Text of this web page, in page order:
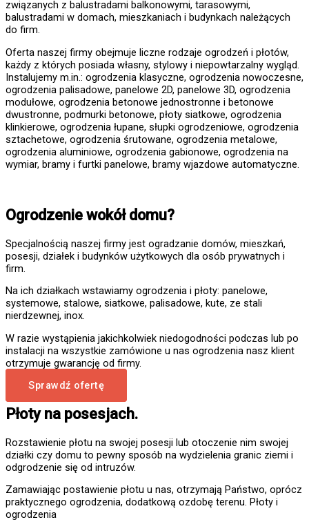
związanych z balustradami balkonowymi, tarasowymi,
balustradami w domach, mieszkaniach i budynkach należących
do firm.
Oferta naszej firmy obejmuje liczne rodzaje ogrodzeń i płotów,
każdy z których posiada własny, stylowy i niepowtarzalny wygląd.
Instalujemy m.in.: ogrodzenia klasyczne, ogrodzenia nowoczesne,
ogrodzenia palisadowe, panelowe 2D, panelowe 3D, ogrodzenia
modułowe, ogrodzenia betonowe jednostronne i betonowe
dwustronne, podmurki betonowe, płoty siatkowe, ogrodzenia
klinkierowe, ogrodzenia łupane, słupki ogrodzeniowe, ogrodzenia
sztachetowe, ogrodzenia śrutowane, ogrodzenia metalowe,
ogrodzenia aluminiowe, ogrodzenia gabionowe, ogrodzenia na
wymiar, bramy i furtki panelowe, bramy wjazdowe automatyczne.
Ogrodzenie wokół domu?
Specjalnością naszej firmy jest ogradzanie domów, mieszkań,
posesji, działek i budynków użytkowych dla osób prywatnych i
firm.
Na ich działkach wstawiamy ogrodzenia i płoty: panelowe,
systemowe, stalowe, siatkowe, palisadowe, kute, ze stali
nierdzewnej, inox.
W razie wystąpienia jakichkolwiek niedogodności podczas lub po
instalacji na wszystkie zamówione u nas ogrodzenia nasz klient
otrzymuje gwarancję od firmy.
Sprawdź ofertę
Płoty na posesjach.
Rozstawienie płotu na swojej posesji lub otoczenie nim swojej
działki czy domu to pewny sposób na wydzielenia granic ziemi i
odgrodzenie się od intruzów.
Zamawiając postawienie płotu u nas, otrzymają Państwo, oprócz
praktycznego ogrodzenia, dodatkową ozdobę terenu. Płoty i
ogrodzenia